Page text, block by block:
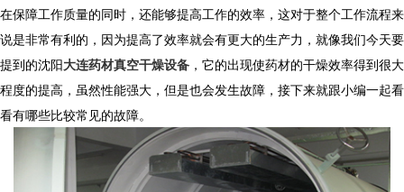
在保障工作质量的同时，还能够提高工作的效率，这对于整个工作流程来
说是非常有利的，因为提高了效率就会有更大的生产力，就像我们今天要
提到的沈阳大连药材真空干燥设备 ，它的出现使药材的干燥效率得到很大
程度的提高，虽然性能强大，但是也会发生故障，接下来就跟小编一起看
看有哪些比较常见的故障。